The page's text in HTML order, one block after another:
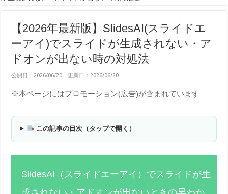
【2026年最新版】SlidesAI(スライドエ
ーアイ)でスライドが生成されない・ア
ドオンが出ない時の対処法
公開日：2026/06/20 更新日：2026/06/20
※本ページにはプロモーション(広告)が含まれています
この記事の目次（タップで開く）
SlidesAI（スライドエーアイ）でスライドが生